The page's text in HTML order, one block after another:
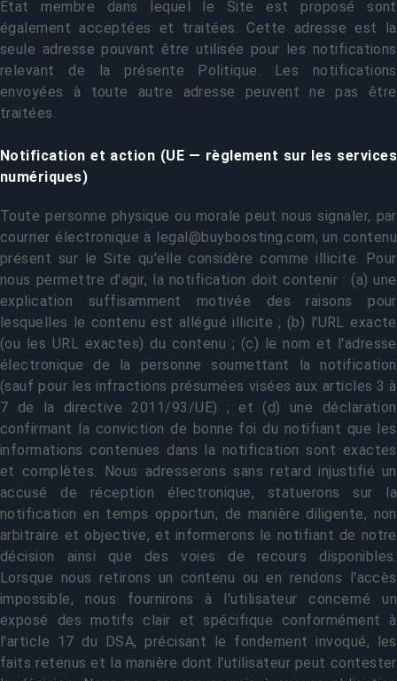
État membre dans lequel le Site est proposé sont
également acceptées et traitées. Cette adresse est la
seule adresse pouvant être utilisée pour les notifications
relevant de la présente Politique. Les notifications
envoyées à toute autre adresse peuvent ne pas être
traitées.
Notification et action (UE — règlement sur les services
numériques)
Toute personne physique ou morale peut nous signaler, par
courrier électronique à legal@buyboosting.com, un contenu
présent sur le Site qu'elle considère comme illicite. Pour
nous permettre d'agir, la notification doit contenir : (a) une
explication suffisamment motivée des raisons pour
lesquelles le contenu est allégué illicite ; (b) l'URL exacte
(ou les URL exactes) du contenu ; (c) le nom et l'adresse
électronique de la personne soumettant la notification
(sauf pour les infractions présumées visées aux articles 3 à
7 de la directive 2011/93/UE) ; et (d) une déclaration
confirmant la conviction de bonne foi du notifiant que les
informations contenues dans la notification sont exactes
et complètes. Nous adresserons sans retard injustifié un
accusé de réception électronique, statuerons sur la
notification en temps opportun, de manière diligente, non
arbitraire et objective, et informerons le notifiant de notre
décision ainsi que des voies de recours disponibles.
Lorsque nous retirons un contenu ou en rendons l'accès
impossible, nous fournirons à l'utilisateur concerné un
exposé des motifs clair et spécifique conformément à
l'article 17 du DSA, précisant le fondement invoqué, les
faits retenus et la manière dont l'utilisateur peut contester